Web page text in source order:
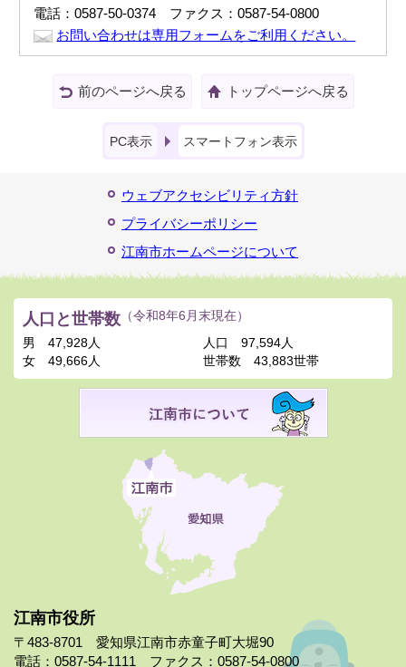
電話：0587-50-0374 ファクス：0587-54-0800
お問い合わせは専用フォームをご利用ください。
前のページへ戻る トップページへ戻る
PC表示 スマートフォン表示
ウェブアクセシビリティ方針
プライバシーポリシー
江南市ホームページについて
江南市役所
〒483-8701 愛知県江南市赤童子町大堀90
電話：0587-54-1111 ファクス：0587-54-0800
人口と世帯数 （令和8年6月末現在）
男
47,928人
女
49,666人
人口
97,594人
世帯数
43,883世帯